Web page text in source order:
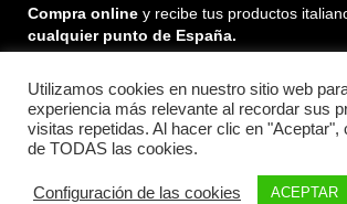
Compra online y recibe tus productos
cualquier punto de España.
Encuéntranos en:
FacebookInstagram
Menu
Utilizamos cookies en nuestro sitio web
experiencia más relevante al recordar sus
visitas repetidas. Al hacer clic en "Aceptar",
de TODAS las cookies.
Configuración de las cookies ACEPTAR